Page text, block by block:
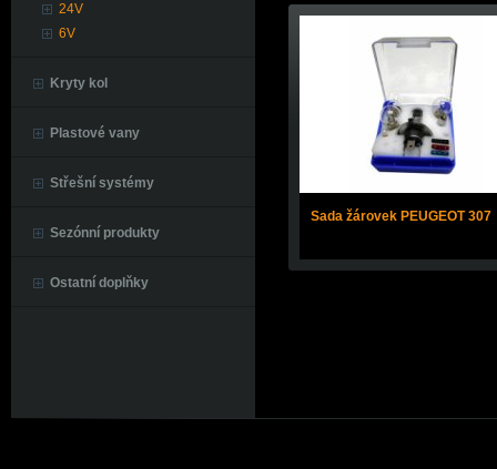
24V
6V
Kryty kol
Plastové vany
Střešní systémy
Sezónní produkty
Ostatní doplňky
Sada žárovek PEUGEOT 307